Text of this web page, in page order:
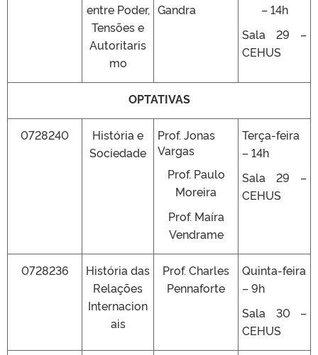
entre Poder,
Tensões e
Autoritaris
mo
Gandra
– 14h
Sala 29 –
CEHUS
OPTATIVAS
0728240
História e
Sociedade
Prof. Jonas
Vargas
Prof. Paulo
Moreira
Prof. Maíra
Vendrame
Terça-feira
– 14h
Sala 29 –
CEHUS
0728236
História das
Relações
Internacion
ais
Prof. Charles
Pennaforte
Quinta-feira
– 9h
Sala 30 –
CEHUS